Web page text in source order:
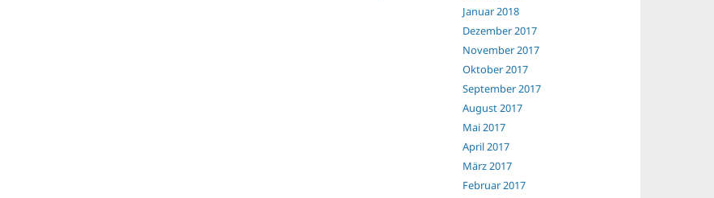
Januar 2018
Dezember 2017
November 2017
Oktober 2017
September 2017
August 2017
Mai 2017
April 2017
März 2017
Februar 2017